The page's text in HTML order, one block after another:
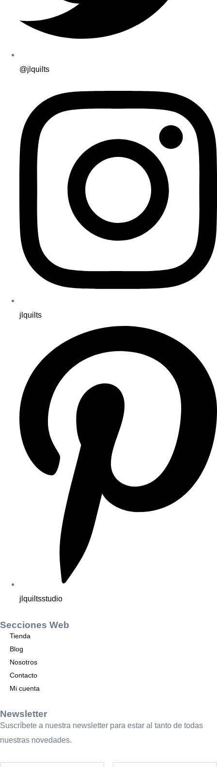
@jlquilts
jlquilts
jlquiltsstudio
Secciones Web
Tienda
Blog
Nosotros
Contacto
Mi cuenta
Newsletter
Suscríbete a nuestra newsletter para estar al tanto de todas
nuestras novedades.